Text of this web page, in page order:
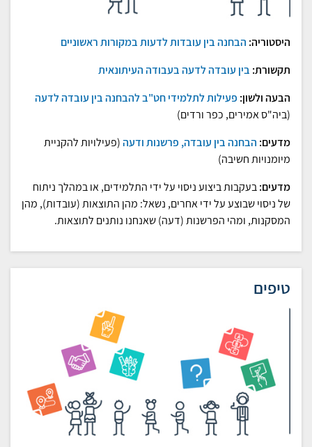
היסטוריה: הבחנה בין עובדות לדעות במקורות ראשוניים
תקשורת: בין עובדה לדעה בעבודה העיתונאית
הבעה ולשון: פעילות לתלמידי חט"ב להבחנה בין עובדה לדעה
(ביה"ס אמירים, כפר ורדים)
מדעים: הבחנה בין עובדה, פרשנות ודעה(פעילויות להקניית
מיומנויות חשיבה)
מדעים:בעקבות ביצוע ניסוי על ידי התלמידים, או במהלך ניתוח
של ניסוי שבוצע על ידי אחרים, נשאל: מהן התוצאות (עובדות), מהן
המסקנות, ומהי הפרשנות (דעה) שאנחנו נותנים לתוצאות.
טיפים